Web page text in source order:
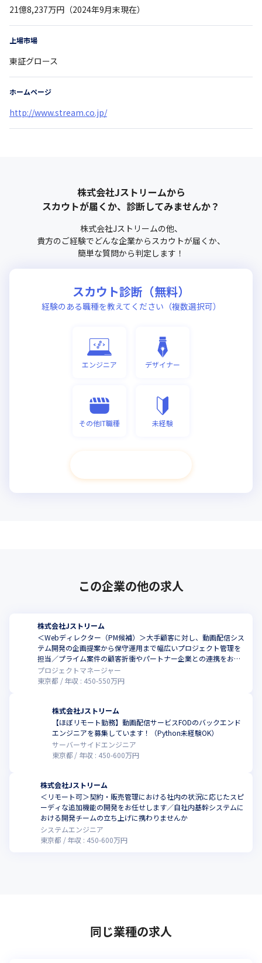
21億8,237万円（2024年9月末現在）
上場市場
東証グロース
ホームページ
http://www.stream.co.jp/
株式会社Jストリームから
スカウトが届くか、診断してみませんか？
株式会社Jストリームの他、
貴方のご経験でどんな企業からスカウトが届くか、
簡単な質問から判定します！
スカウト診断（無料）
経験のある職種を教えてください（複数選択可）
エンジニア デザイナー
その他IT職種 未経験
この企業の他の求人
株式会社Jストリーム
＜Webディレクター（PM候補）＞大手顧客に対し、動画配信シス
テム開発の企画提案から保守運用まで幅広いプロジェクト管理を
担当／プライム案件の顧客折衝やパートナー企業との連携をお任
せします
プロジェクトマネージャー
東京都
年収 : 450-550万円
株式会社Jストリーム
【ほぼリモート勤務】動画配信サービスFODのバックエンド
エンジニアを募集しています！（Python未経験OK）
サーバーサイドエンジニア
東京都
年収 : 450-600万円
株式会社Jストリーム
＜リモート可＞契約・販売管理における社内の状況に応じたスピ
ーディな追加機能の開発をお任せします／自社内基幹システムに
おける開発チームの立ち上げに携わりませんか
システムエンジニア
東京都
年収 : 450-600万円
同じ業種の求人